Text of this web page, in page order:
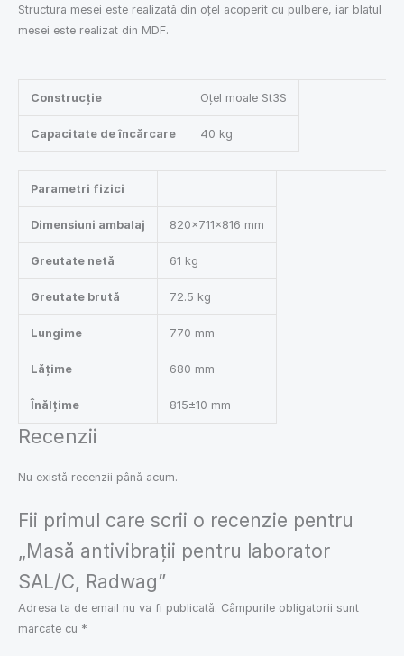
Structura mesei este realizată din oțel acoperit cu pulbere, iar blatul
mesei este realizat din MDF.
Construcție Oțel moale St3S
Capacitate de încărcare 40 kg
Parametri fizici
Dimensiuni ambalaj 820×711×816 mm
Greutate netă 61 kg
Greutate brută 72.5 kg
Lungime 770 mm
Lățime 680 mm
Înălțime 815±10 mm
Recenzii
Nu există recenzii până acum.
Fii primul care scrii o recenzie pentru
„Masă antivibrații pentru laborator
SAL/C, Radwag”
Adresa ta de email nu va fi publicată. Câmpurile obligatorii sunt
marcate cu *